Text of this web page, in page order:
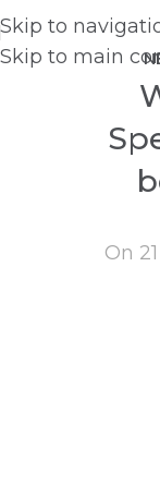
Skip to
Skip to main
On